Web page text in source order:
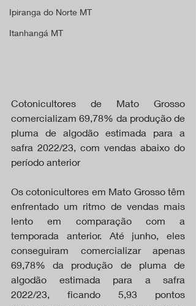
Ipiranga do Norte MT
Itanhangá MT
Cotonicultores de Mato Grosso
comercializam 69,78% da produção de
pluma de algodão estimada para a
safra 2022/23, com vendas abaixo do
período anterior
Os cotonicultores em Mato Grosso têm
enfrentado um ritmo de vendas mais
lento em comparação com a
temporada anterior. Até junho, eles
conseguiram comercializar apenas
69,78% da produção de pluma de
algodão estimada para a safra
2022/23, ficando 5,93 pontos